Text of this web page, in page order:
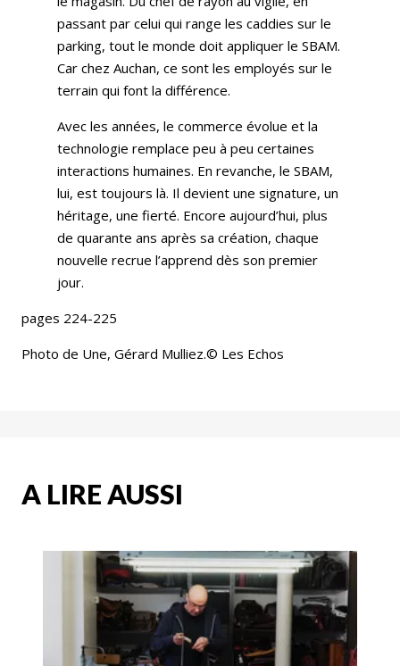
passant par celui qui range les caddies sur le
parking, tout le monde doit appliquer le SBAM.
Car chez Auchan, ce sont les employés sur le
terrain qui font la différence.
Avec les années, le commerce évolue et la
technologie remplace peu à peu certaines
interactions humaines. En revanche, le SBAM,
lui, est toujours là. Il devient une signature, un
héritage, une fierté. Encore aujourd’hui, plus
de quarante ans après sa création, chaque
nouvelle recrue l’apprend dès son premier
jour.
pages 224-225
Photo de Une, Gérard Mulliez.© Les Echos
A LIRE AUSSI